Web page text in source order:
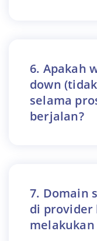
6. Apakah
down
selama
berjalan?
7. Domain
di provider